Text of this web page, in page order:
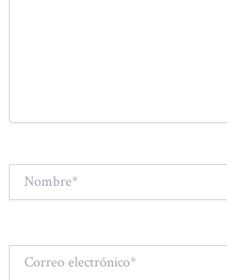
Nombre*
Correo
electrónico*